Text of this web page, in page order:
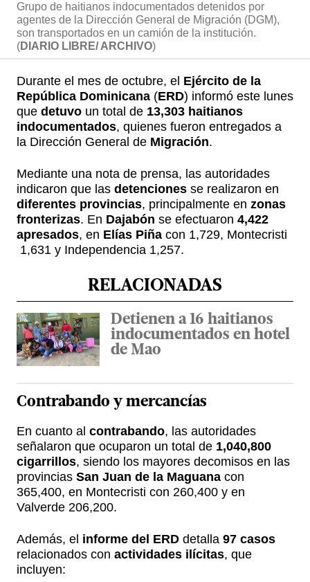
Grupo de haitianos indocumentados detenidos por
agentes de la Dirección General de Migración (DGM),
son transportados en un camión de la institución.
(DIARIO LIBRE/ ARCHIVO)
Durante el mes de octubre, el Ejército de la
República Dominicana (ERD) informó este lunes
que detuvo un total de 13,303 haitianos
indocumentados, quienes fueron entregados a
la Dirección General de Migración.
Mediante una nota de prensa, las autoridades
indicaron que las detenciones se realizaron en
diferentes provincias, principalmente en zonas
fronterizas. En Dajabón se efectuaron 4,422
apresados, en Elías Piña con 1,729, Montecristi
1,631 y Independencia 1,257.
RELACIONADAS
Detienen a 16 haitianos
indocumentados en hotel
de Mao
Contrabando y mercancías
En cuanto al contrabando, las autoridades
señalaron que ocuparon un total de 1,040,800
cigarrillos, siendo los mayores decomisos en las
provincias San Juan de la Maguana con
365,400, en Montecristi con 260,400 y en
Valverde 206,200.
Además, el informe del ERD detalla 97 casos
relacionados con actividades ilícitas, que
incluyen: